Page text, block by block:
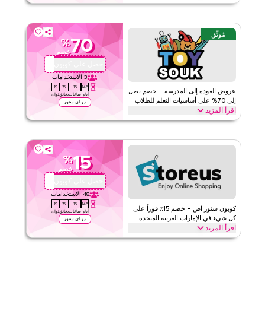
استمتع بتوفير فوري 11% مع كوبونتوي سوك على أي ألعاب ناعمة ليتل شيف
وأكثر. تسوق الآن ووفّر
الأحكام والشروط
الحد الأدنى للطلب
الفئات
على مستوى الموقع
مُوثَّق
عروض العودة إلى المدرسة – خصم يصل
إلى 70% على أساسيات التعلم للطلاب
اقرأ المزيد
70
%
خصم
احصل على كوبون
3 الاستخدامات
146
أيام
15
ساعات
15
دقائق
19
ثوان
زر اي ستور
استمتع بخصم يصل إلى 70% هذا الموسم مع كود توي سوك على كل شيء
إلى الألغاز ومجموعات الأنشطة الإبداعية. استرد صفقتك الآن
الأحكام والشروط
الحد الأدنى للطلب
الفئات
على مستوى الموقع كوبون ستور اص – خصم 15٪ فوراً على
كل شيء في الإمارات العربية المتحدة
اقرأ المزيد
15
%
خصم
احصل على كوبون
48 الاستخدامات
146
أيام
15
ساعات
15
دقائق
19
ثوان
زر اي ستور
وفر 15٪ فوراً مع كود ستور اص على كل شيء. استبدل الآن للحصول على